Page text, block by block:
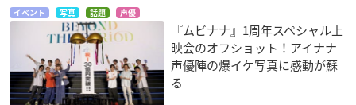
イベント 写真 話題 声優
『ムビナナ』1周年スペシャル上
映会のオフショット！アイナナ
声優陣の爆イケ写真に感動が蘇
る